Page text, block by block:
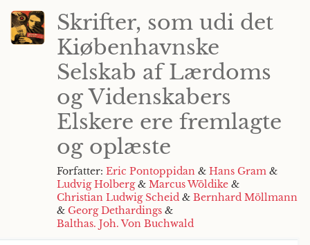
Skrifter, som udi det
Kiøbenhavnske
Selskab af Lærdoms
og Videnskabers
Elskere ere fremlagte
og oplæste
Forfatter: Eric Pontoppidan & Hans Gram &
Ludvig Holberg& Marcus Wöldike &
Christian Ludwig Scheid & Bernhard Möllmann
& Georg Dethardings &
Balthas. Joh. Von Buchwald